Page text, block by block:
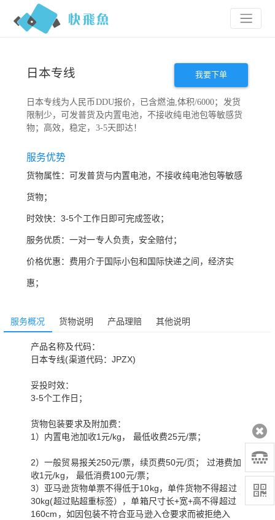
日本专线 我要下单
日本专线为人民币 DDU报价，已含燃油 体积/6000； 发货
限制少，可发普货及内置电池，不接收纯电池包等敏感货
物； 高效，稳定， 3-5天即达！
服务优势
货物属性：可发普货与内置电池，不接收纯电池包等敏感
货物；
时效快：3-5个工作日即可完成签收；
服务优质：一对一专人负责，安全赔付；
价格优惠：费用介于国际小包和国际快递之间，经济实
惠；
服务概况 货物说明 产品理赔 其他说明
产品名称及代码：
日本专线(渠道代码：JPZX)
妥投时效：
3-5个工作日；
货物包装要求及附加费：
1）内置电池加收1元/kg， 最低收费25元/票；
2）一般贸易报关250元/票，续页费50元/页； 过港费加
收1元/kg， 最低消费100元/票；
3）亚马逊货物单票不得低于10kg，单件货物不得超过
30kg(超过贴超重标签），单箱尺寸长+宽+高不得超过
160cm，如因包装不符合亚马逊入仓要求而被拒绝入